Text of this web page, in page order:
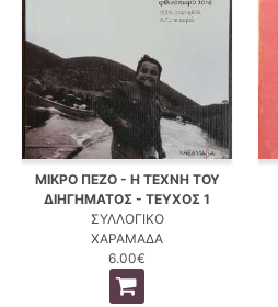
ΜΙΚΡΟ ΠΕΖΟ - Η ΤΕΧΝΗ ΤΟΥ
ΔΙΗΓΗΜΑΤΟΣ - ΤΕΥΧΟΣ 1
ΣΥΛΛΟΓΙΚΟ
ΧΑΡΑΜΑΔΑ
6.00€